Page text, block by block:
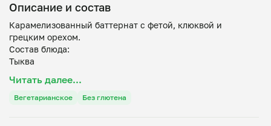
Описание и состав
Карамелизованный баттернат с фетой, клюквой и
грецким орехом.
Состав блюда:
Тыква
Розмарин
Мёд
Читать далее...
Вегетарианское Без глютена